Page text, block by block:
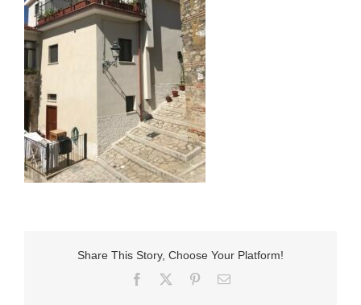
Share This Story, Choose Your Platform!
Facebook
Pinterest
E-